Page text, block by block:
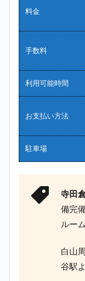
料金
手数料
利用可能時間
お支払い方法
駐車場
寺田
備完
ルー
白山
谷駅